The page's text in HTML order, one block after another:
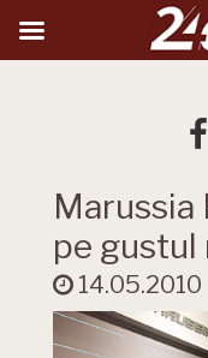
Marussia
pe gustul
14.05.2010